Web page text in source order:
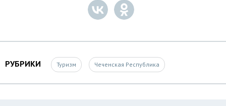
РУБРИКИ Туризм Чеченская Республика